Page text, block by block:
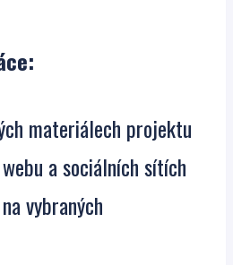
materiálech projektu
a sociálních sítích
vybraných